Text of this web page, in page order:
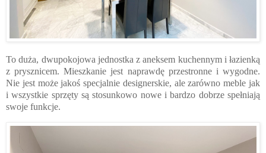
To duża, dwupokojowa jednostka z aneksem kuchennym i łazienką
z prysznicem. Mieszkanie jest naprawdę przestronne i wygodne.
Nie jest może jakoś specjalnie designerskie, ale zarówno meble jak
i wszystkie sprzęty są stosunkowo nowe i bardzo dobrze spełniają
swoje funkcje.